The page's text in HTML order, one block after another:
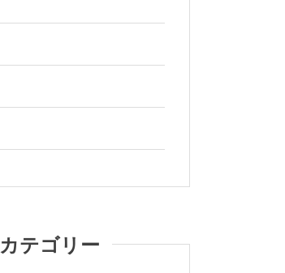
カテゴリー